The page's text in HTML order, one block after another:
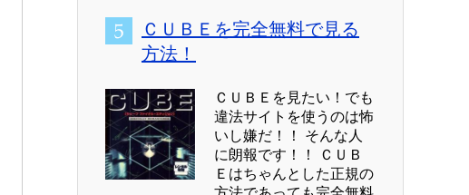
ＣＵＢＥを完全無料で見る
方法！
ＣＵＢＥを見たい！でも
違法サイトを使うのは怖
いし嫌だ！！ そんな人
に朗報です！！ ＣＵＢ
Ｅはちゃんとした正規の